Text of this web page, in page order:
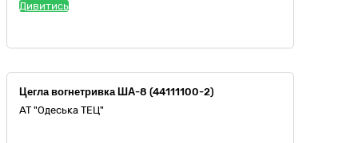
Дивитись
Цегла вогнетривка ША-8 (44111100-2)
АТ "Одеська ТЕЦ"